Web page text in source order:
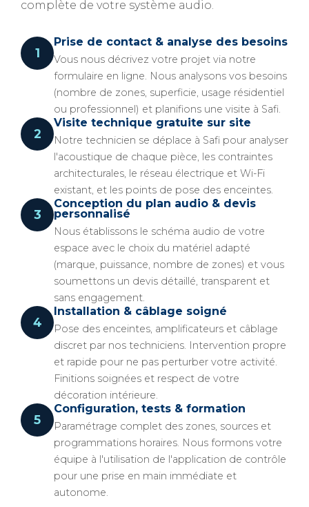
complète de votre système audio.
1
Prise de contact & analyse des besoins
Vous nous décrivez votre projet via notre
formulaire en ligne. Nous analysons vos besoins
(nombre de zones, superficie, usage résidentiel
ou professionnel) et planifions une visite à Safi.
2
Visite technique gratuite sur site
Notre technicien se déplace à Safi pour analyser
l'acoustique de chaque pièce, les contraintes
architecturales, le réseau électrique et Wi-Fi
existant, et les points de pose des enceintes.
3
Conception du plan audio & devis
personnalisé
Nous établissons le schéma audio de votre
espace avec le choix du matériel adapté
(marque, puissance, nombre de zones) et vous
soumettons un devis détaillé, transparent et
sans engagement.
4
Installation & câblage soigné
Pose des enceintes, amplificateurs et câblage
discret par nos techniciens. Intervention propre
et rapide pour ne pas perturber votre activité.
Finitions soignées et respect de votre
décoration intérieure.
5
Configuration, tests & formation
Paramétrage complet des zones, sources et
programmations horaires. Nous formons votre
équipe à l'utilisation de l'application de contrôle
pour une prise en main immédiate et
autonome.